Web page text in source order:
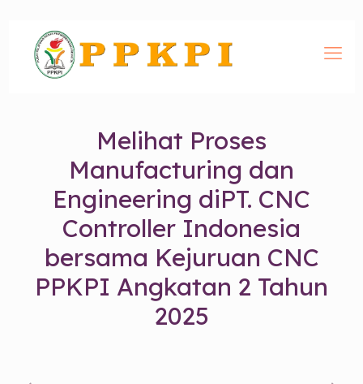
Melihat Proses
Manufacturing dan
Engineering diPT. CNC
Controller Indonesia
bersama Kejuruan CNC
PPKPI Angkatan 2 Tahun
2025